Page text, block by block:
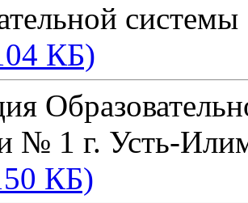
КБ)
№ 1 г. Усть-
КБ)